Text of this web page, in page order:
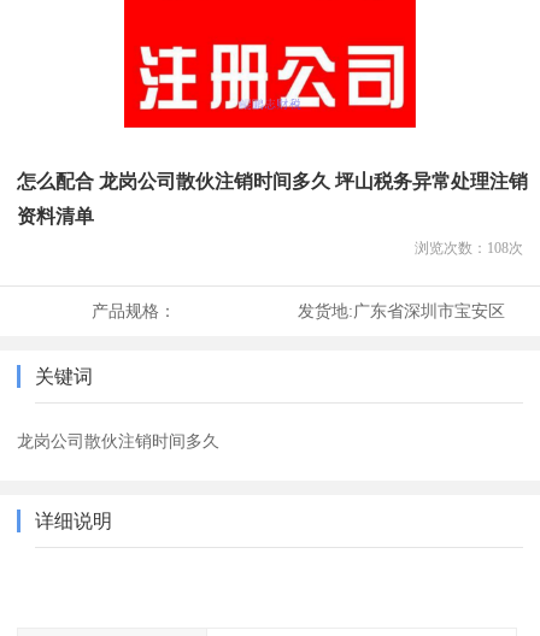
怎么配合 龙岗公司散伙注销时间多久 坪山税务异常处理注销
资料清单
浏览次数： 108次
产品规格： 发货地:广东省深圳市宝安区
关键词
龙岗公司散伙注销时间多久
详细说明